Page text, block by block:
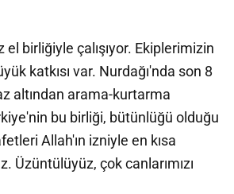
birliğiyle çalışıyor. Ekiplerimizin
katkısı var. Nurdağı'nda son 8
altından arama-kurtarma
bu birliği, bütünlüğü olduğu
Allah'ın izniyle en kısa
Üzüntülüyüz, çok canlarımızı